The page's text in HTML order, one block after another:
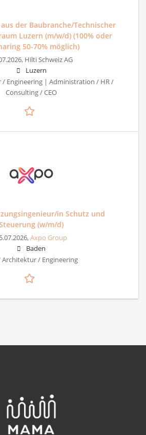
der Baubranche/Technischer
Luzern (m/w/d) (100% oder
50-70% möglich)
Hilti Schweiz AG
Luzern
/ Engineering | Administration / HR /
Consulting / CEO
in Schutz und
(w/m/d)
Axpo Group
Baden
Architektur / Engineering